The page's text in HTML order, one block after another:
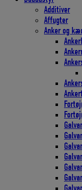
Additiver
Affugter
Anker og